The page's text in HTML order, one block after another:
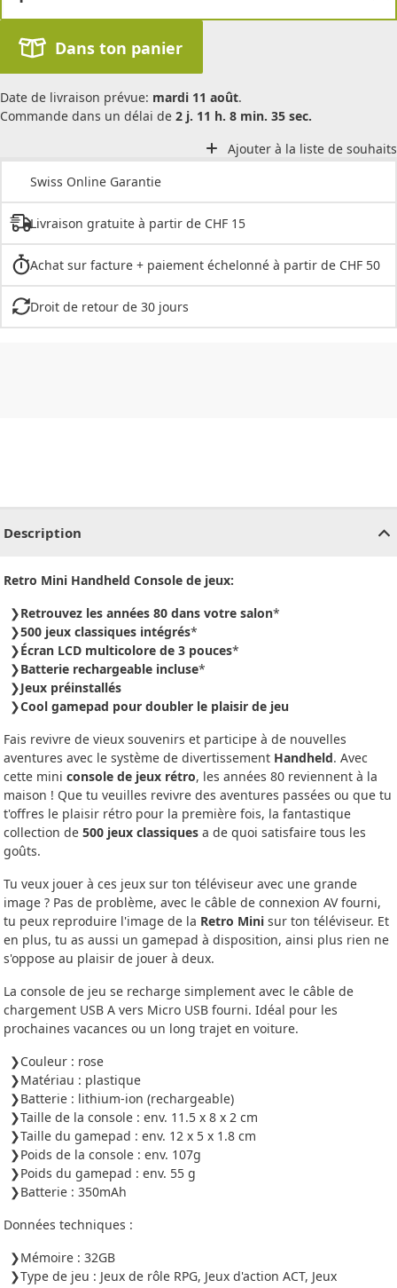
Dans ton panier
Date de livraison prévue: mardi 11 août.
Commande dans un délai de 2 j. 11 h. 8 min. 35 sec.
Ajouter à la liste de souhaits
Swiss Online Garantie
Livraison gratuite à partir de CHF 15
Achat sur facture + paiement échelonné à partir de CHF 50
Droit de retour de 30 jours
Description
Retro Mini Handheld Console de jeux:
Retrouvez les années 80 dans votre salon*
500 jeux classiques intégrés*
Écran LCD multicolore de 3 pouces*
Batterie rechargeable incluse*
Jeux préinstallés
Cool gamepad pour doubler le plaisir de jeu
Fais revivre de vieux souvenirs et participe à de nouvelles
aventures avec le système de divertissement Handheld. Avec
cette mini console de jeux rétro, les années 80 reviennent à la
maison ! Que tu veuilles revivre des aventures passées ou que tu
t'offres le plaisir rétro pour la première fois, la fantastique
collection de 500 jeux classiques a de quoi satisfaire tous les
goûts.
Tu veux jouer à ces jeux sur ton téléviseur avec une grande
image ? Pas de problème, avec le câble de connexion AV fourni,
tu peux reproduire l'image de la Retro Mini sur ton téléviseur. Et
en plus, tu as aussi un gamepad à disposition, ainsi plus rien ne
s'oppose au plaisir de jouer à deux.
La console de jeu se recharge simplement avec le câble de
chargement USB A vers Micro USB fourni. Idéal pour les
prochaines vacances ou un long trajet en voiture.
Couleur : rose
Matériau : plastique
Batterie : lithium-ion (rechargeable)
Taille de la console : env. 11.5 x 8 x 2 cm
Taille du gamepad : env. 12 x 5 x 1.8 cm
Poids de la console : env. 107g
Poids du gamepad : env. 55 g
Batterie : 350mAh
Données techniques :
Mémoire : 32GB
Type de jeu : Jeux de rôle RPG, Jeux d'action ACT, Jeux